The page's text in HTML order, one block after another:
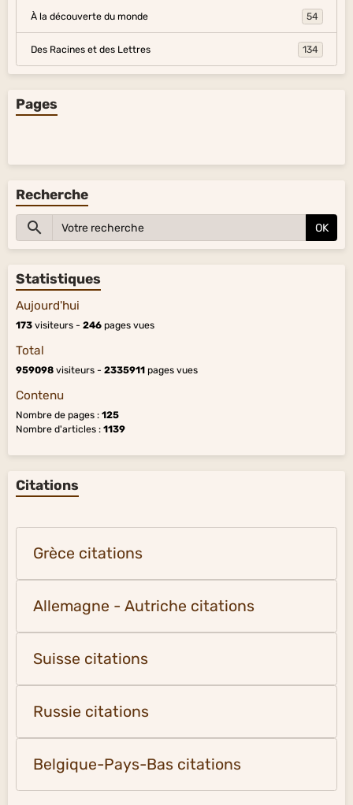
À la découverte du monde 54
Des Racines et des Lettres 134
Pages
Recherche
OK
Statistiques
Aujourd'hui
173 visiteurs - 246 pages vues
Total
959098 visiteurs - 2335911 pages vues
Contenu
Nombre de pages : 125
Nombre d'articles : 1139
Citations
Grèce citations
Allemagne - Autriche citations
Suisse citations
Russie citations
Belgique-Pays-Bas citations